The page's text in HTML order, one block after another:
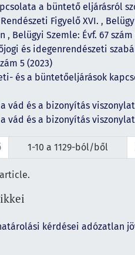
a büntető eljárásról
Figyelő XVI. ,
, Belügyi Szemle: Évf. 67 szám
és idegenrendészeti
5 (2023)
és a büntetőeljárások
vád és a bizonyítás
vád és a bizonyítás
1-10 a 1129-ból/ből
kérdései adózatlan